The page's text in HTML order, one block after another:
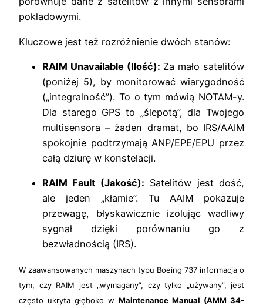
pokładowymi.
Kluczowe jest też rozróżnienie dwóch stanów:
RAIM Unavailable (Ilość): Za mało satelitów
(poniżej 5), by monitorować wiarygodność
(„integralność”). To o tym mówią NOTAM-y.
Dla starego GPS to „ślepotą”, dla Twojego
multisensora – żaden dramat, bo IRS/AAIM
spokojnie podtrzymają ANP/EPE/EPU przez
całą dziurę w konstelacji.
RAIM Fault (Jakość): Satelitów jest dość,
ale jeden „kłamie”. Tu AAIM pokazuje
przewagę, błyskawicznie izolując wadliwy
sygnał dzięki porównaniu go z
bezwładnością (IRS).
W zaawansowanych maszynach typu Boeing 737 informacja o
tym, czy RAIM jest „wymagany”, czy tylko „używany”, jest
często ukryta głęboko w Maintenance Manual (AMM 34-